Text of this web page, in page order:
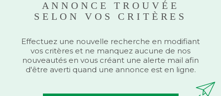
BIENS
ANNONCE TROUVÉE
SELON VOS CRITÈRES
Effectuez une nouvelle recherche en modifiant
vos critères et ne manquez aucune de nos
nouveautés en vous créant une alerte mail afin
d'être averti quand une annonce est en ligne.
BUDGET
SURFACE
Pièces